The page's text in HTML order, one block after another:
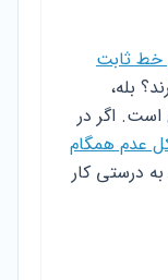
خط ثابت
بله،
است. اگر در
عدم همگام
درستی کار